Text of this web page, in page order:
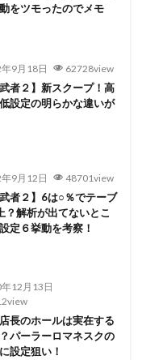
をツモったのでメモ
9月18日 62728view
武者２】新スクープ！高
設定の明らかな違いが
9月12日 48701view
武者２】6は○％でテーブ
？解析が出てないとこ
定６挙動を考察！
12月13日
長のホールは実在する
パーラーロマネスクの
設定狙い！